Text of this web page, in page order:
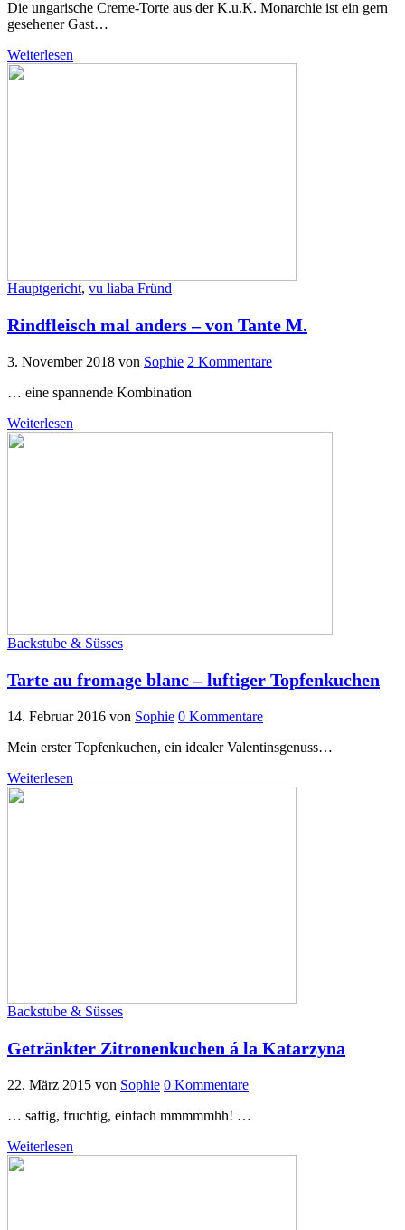
Die ungarische Creme-Torte aus der K.u.K. Monarchie ist ein gern
gesehener Gast…
Weiterlesen
Hauptgericht, vu liaba Fründ
Rindfleisch mal anders – von Tante M.
3. November 2018 von Sophie 2 Kommentare
… eine spannende Kombination
Weiterlesen
Backstube & Süsses
Tarte au fromage blanc – luftiger Topfenkuchen
14. Februar 2016 von Sophie 0 Kommentare
Mein erster Topfenkuchen, ein idealer Valentinsgenuss…
Weiterlesen
Backstube & Süsses
Getränkter Zitronenkuchen á la Katarzyna
22. März 2015 von Sophie 0 Kommentare
… saftig, fruchtig, einfach mmmmmhh! …
Weiterlesen